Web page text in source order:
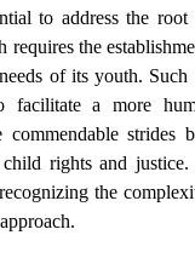
to address the
the
of its youth.
facilitate a more
strides
rights and
the